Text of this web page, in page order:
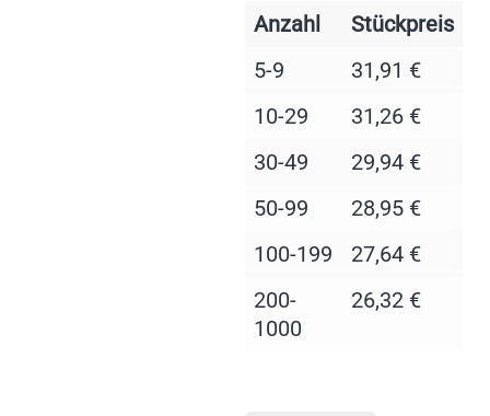
Anzahl
Stückpreis
5-9
31,91 €
10-29
31,26 €
30-49
29,94 €
50-99
28,95 €
100-199
27,64 €
200-
1000
26,32 €